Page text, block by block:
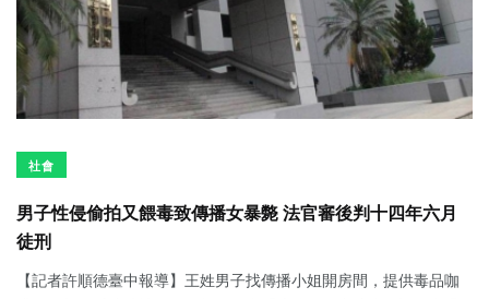
社會
男子性侵偷拍又餵毒致傳播女暴斃 法官審後判十四年六月
徒刑
【記者許順德臺中報導】王姓男子找傳播小姐開房間，提供毒品咖